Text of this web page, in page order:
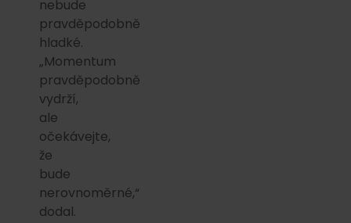
nebude
pravděpodobně
hladké.
„Momentum
pravděpodobně
vydrží,
ale
očekávejte,
že
bude
nerovnoměrné,“
dodal.